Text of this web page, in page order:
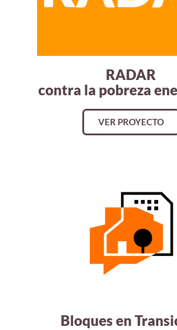
RADAR
contra la pobreza
VER PROYECTO
Bloques en